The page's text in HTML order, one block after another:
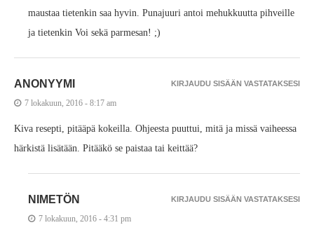
maustaa tietenkin saa hyvin. Punajuuri antoi mehukkuutta pihveille
ja tietenkin Voi sekä parmesan! ;)
ANONYYMI
7 lokakuun, 2016 - 8:17 am
Kiva resepti, pitääpä kokeilla. Ohjeesta puuttui, mitä ja missä vaiheessa
härkistä lisätään. Pitääkö se paistaa tai keittää?
KIRJAUDU SISÄÄN VASTATAKSESI
NIMETÖN
7 lokakuun, 2016 - 4:31 pm
KIRJAUDU SISÄÄN VASTATAKSESI